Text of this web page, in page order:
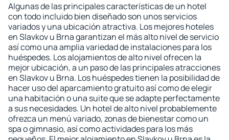
Algunas de las principales características de un hotel
con todo incluido bien diseñado son unos servicios
variados y una ubicación atractiva. Los mejores hoteles
en Slavkov u Brna garantizan el más alto nivel de servicio
así como una amplia variedad de instalaciones para los
huéspedes. Los alojamientos de alto nivel ofrecen la
mejor ubicación, a un paso de las principales atracciones
en Slavkov u Brna. Los huéspedes tienen la posibilidad de
hacer uso del aparcamiento gratuito así como de elegir
una habitación o una suite que se adapte perfectamente
a sus necesidades. Un hotel de alto nivel probablemente
ofrezca un menú variado, zonas de bienestar como un
spa o gimnasio, así como actividades para los más